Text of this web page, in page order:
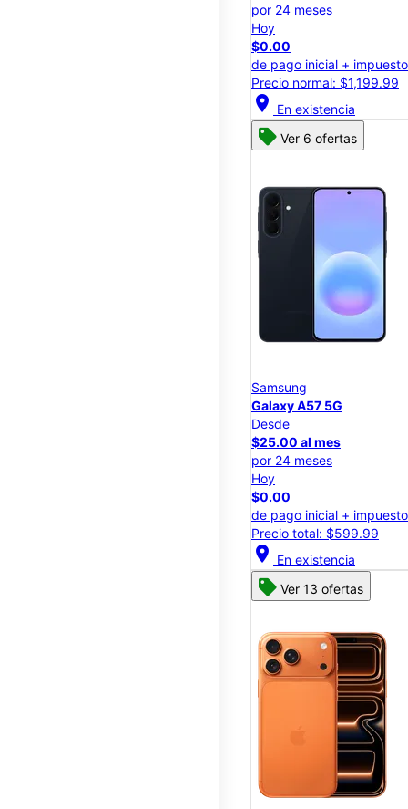
por 24 meses
Hoy
$0.00
de pago inicial +
Precio normal: $1,199.99
location_on En existencia
Ver 6 ofertas
Samsung
Galaxy A57 5G
Desde
$25.00 al mes
por 24 meses
Hoy
$0.00
de pago inicial +
Precio total: $599.99
location_on En existencia
Ver 13 ofertas